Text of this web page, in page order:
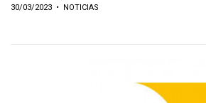
30/03/2023 • NOTICIAS